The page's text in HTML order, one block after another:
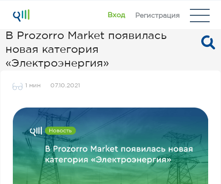
Вход Регистрация
В Prozorro Market появилась
новая категория
«Электроэнергия»
1 мин 07.10.2021